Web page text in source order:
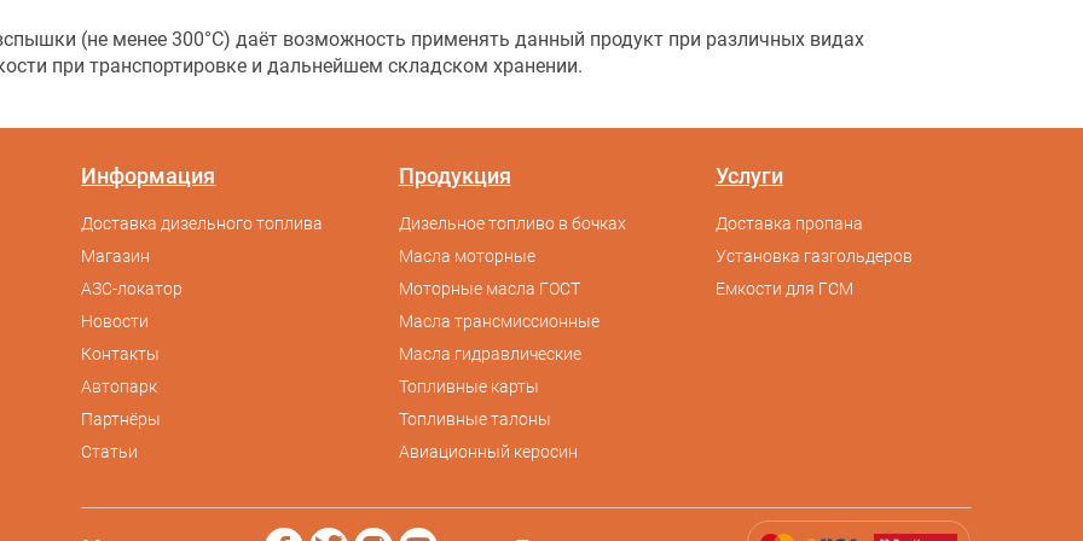
(не менее 300°С) даёт возможность применять данный продукт при различных видах
при транспортировке и дальнейшем складском хранении.
Информация
Доставка дизельного топлива
Магазин
АЗС-локатор
Новости
Контакты
Автопарк
Партнёры
Статьи
Продукция
Дизельное топливо в бочках
Масла моторные
Моторные масла ГОСТ
Масла трансмиссионные
Масла гидравлические
Топливные карты
Топливные талоны
Авиационный керосин
Услуги
Доставка пропана
Установка газгольдеров
Емкости для ГСМ